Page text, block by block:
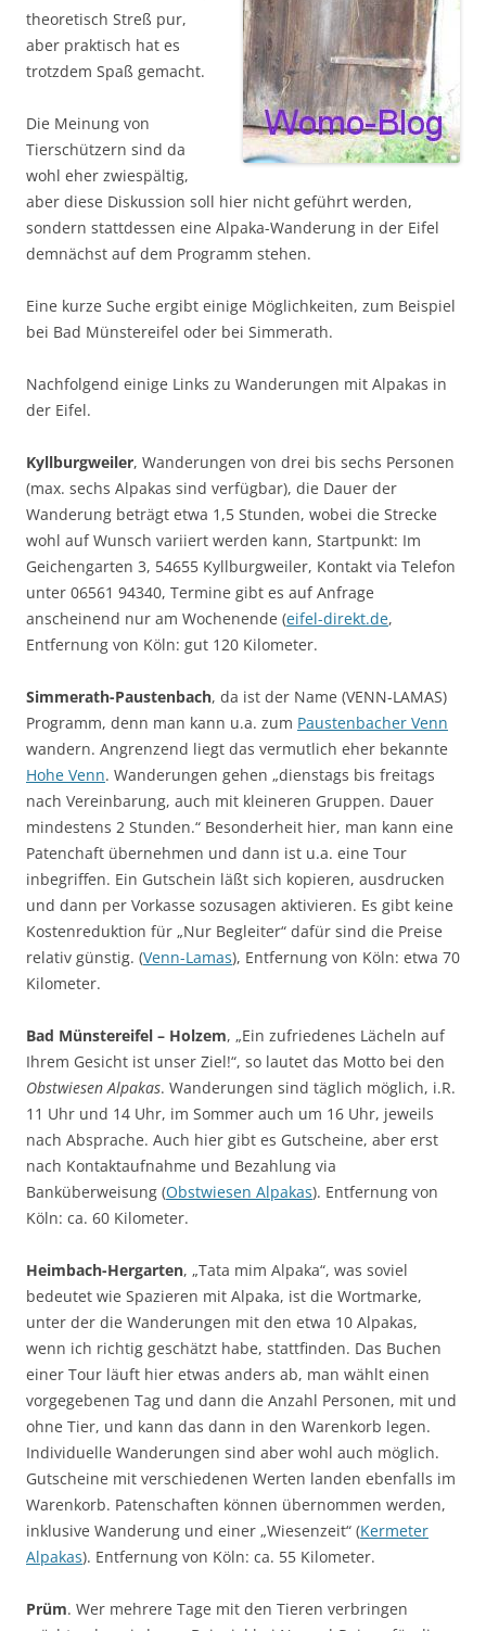
theoretisch Streß pur,
aber praktisch hat es
trotzdem Spaß gemacht.
Die Meinung von
Tierschützern sind da
wohl eher zwiespältig,
aber diese Diskussion soll hier nicht geführt werden,
sondern stattdessen eine Alpaka-Wanderung in der Eifel
demnächst auf dem Programm stehen.
Eine kurze Suche ergibt einige Möglichkeiten, zum Beispiel
bei Bad Münstereifel oder bei Simmerath.
Nachfolgend einige Links zu Wanderungen mit Alpakas in
der Eifel.
Kyllburgweiler, Wanderungen von drei bis sechs Personen
(max. sechs Alpakas sind verfügbar), die Dauer der
Wanderung beträgt etwa 1,5 Stunden, wobei die Strecke
wohl auf Wunsch variiert werden kann, Startpunkt: Im
Geichengarten 3, 54655 Kyllburgweiler, Kontakt via Telefon
unter 06561 94340, Termine gibt es auf Anfrage
anscheinend nur am Wochenende (eifel-direkt.de,
Entfernung von Köln: gut 120 Kilometer.
Simmerath-Paustenbach, da ist der Name (VENN-LAMAS)
Programm, denn man kann u.a. zum Paustenbacher Venn
wandern. Angrenzend liegt das vermutlich eher bekannte
Hohe Venn. Wanderungen gehen „dienstags bis freitags
nach Vereinbarung, auch mit kleineren Gruppen. Dauer
mindestens 2 Stunden.“ Besonderheit hier, man kann eine
Patenchaft übernehmen und dann ist u.a. eine Tour
inbegriffen. Ein Gutschein läßt sich kopieren, ausdrucken
und dann per Vorkasse sozusagen aktivieren. Es gibt keine
Kostenreduktion für „Nur Begleiter“ dafür sind die Preise
relativ günstig. (Venn-Lamas), Entfernung von Köln: etwa 70
Kilometer.
Bad Münstereifel – Holzem, „Ein zufriedenes Lächeln auf
Ihrem Gesicht ist unser Ziel!“, so lautet das Motto bei den
Obstwiesen Alpakas. Wanderungen sind täglich möglich, i.R.
11 Uhr und 14 Uhr, im Sommer auch um 16 Uhr, jeweils
nach Absprache. Auch hier gibt es Gutscheine, aber erst
nach Kontaktaufnahme und Bezahlung via
Banküberweisung (Obstwiesen Alpakas). Entfernung von
Köln: ca. 60 Kilometer.
Heimbach-Hergarten, „Tata mim Alpaka“, was soviel
bedeutet wie Spazieren mit Alpaka, ist die Wortmarke,
unter der die Wanderungen mit den etwa 10 Alpakas,
wenn ich richtig geschätzt habe, stattfinden. Das Buchen
einer Tour läuft hier etwas anders ab, man wählt einen
vorgegebenen Tag und dann die Anzahl Personen, mit und
ohne Tier, und kann das dann in den Warenkorb legen.
Individuelle Wanderungen sind aber wohl auch möglich.
Gutscheine mit verschiedenen Werten landen ebenfalls im
Warenkorb. Patenschaften können übernommen werden,
inklusive Wanderung und einer „Wiesenzeit“ (Kermeter
Alpakas). Entfernung von Köln: ca. 55 Kilometer.
Prüm. Wer mehrere Tage mit den Tieren verbringen